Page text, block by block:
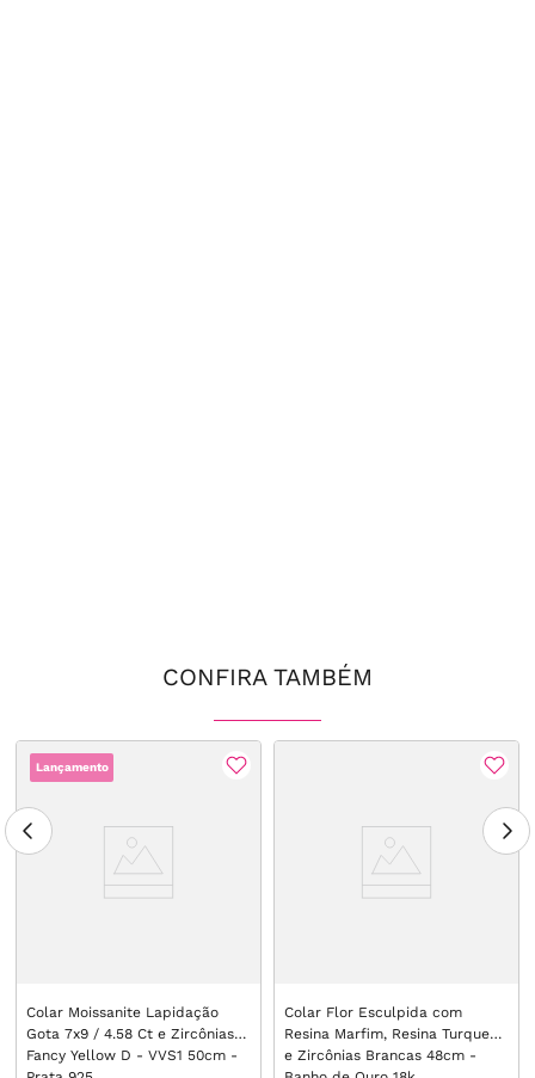
CONFIRA TAMBÉM
Lançamento
Colar Moissanite Lapidação
Gota 7x9 / 4.58 Ct e Zircônias
Fancy Yellow D - VVS1 50cm -
Colar Flor Esculpida com
Resina Marfim, Resina Turquesa
e Zircônias Brancas 48cm -